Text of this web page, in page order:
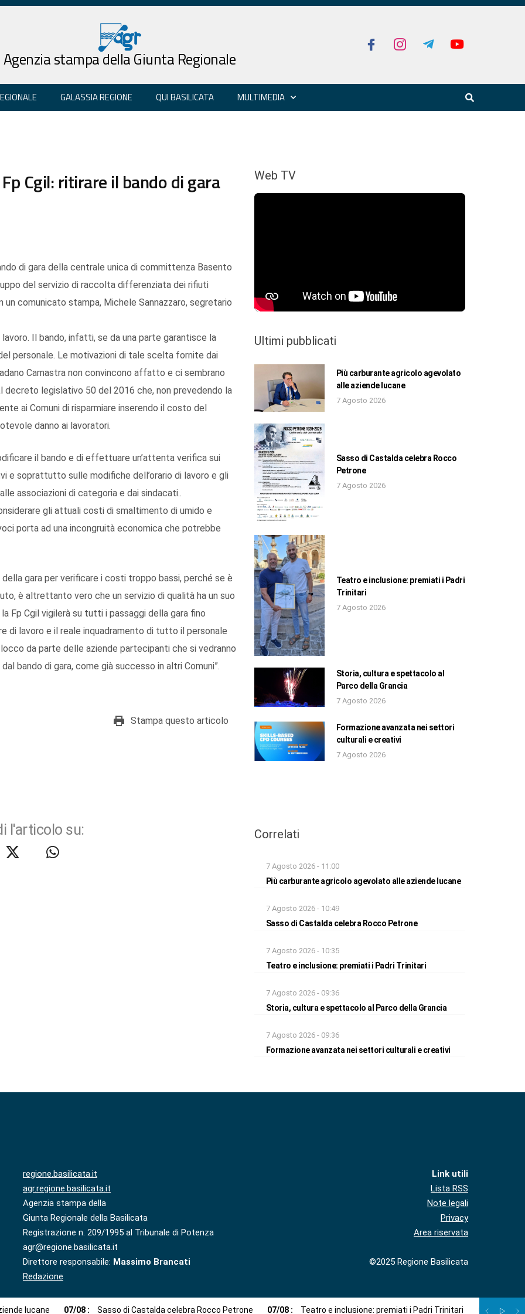
Agenzia stampa della Giunta Regionale
GALASSIA REGIONE QUI BASILICATA MULTIMEDIA
Cgil: ritirare il bando di gara
di gara della centrale unica di committenza Basento
del servizio di raccolta differenziata dei rifiuti
un comunicato stampa, Michele Sannazzaro, segretario
Il bando, infatti, se da una parte garantisce la
personale. Le motivazioni di tale scelta fornite dai
Camastra non convincono affatto e ci sembrano
legislativo 50 del 2016 che, non prevedendo la
ai Comuni di risparmiare inserendo il costo del
danno ai lavoratori.
il bando e di effettuare un’attenta verifica sui
e soprattutto sulle modifiche dell’orario di lavoro e gli
associazioni di categoria e dai sindacati..
gli attuali costi di smaltimento di umido e
porta ad una incongruità economica che potrebbe
gara per verificare i costi troppo bassi, perché se è
è altrettanto vero che un servizio di qualità ha un suo
Fp Cgil vigilerà su tutti i passaggi della gara fino
di lavoro e il reale inquadramento di tutto il personale
da parte delle aziende partecipanti che si vedranno
bando di gara, come già successo in altri Comuni”.
Stampa questo articolo
l'articolo su:
Web TV
Ultimi pubblicati
Più carburante agricolo agevolato
alle aziende lucane
7 Agosto 2026
Sasso di Castalda celebra Rocco
Petrone
7 Agosto 2026
Teatro e inclusione: premiati i Padri
Trinitari
7 Agosto 2026
Storia, cultura e spettacolo al
Parco della Grancia
7 Agosto 2026
Formazione avanzata nei settori
culturali e creativi
7 Agosto 2026
Correlati
7 Agosto 2026 - 11:00
Più carburante agricolo agevolato alle aziende lucane
7 Agosto 2026 - 10:49
Sasso di Castalda celebra Rocco Petrone
7 Agosto 2026 - 10:35
Teatro e inclusione: premiati i Padri Trinitari
7 Agosto 2026 - 09:36
Storia, cultura e spettacolo al Parco della Grancia
7 Agosto 2026 - 09:36
Formazione avanzata nei settori culturali e creativi
regione.basilicata.it
agr.regione.basilicata.it
Agenzia stampa della
Giunta Regionale della Basilicata
Registrazione n. 209/1995 al Tribunale di Potenza
agr@regione.basilicata.it
Direttore responsabile: Massimo Brancati
Redazione
Link utili
Lista RSS
Note legali
Privacy
Area riservata
©2025 Regione Basilicata
lucane 07/08 : Sasso di Castalda celebra Rocco Petrone 07/08 : Teatro e inclusione: premiati i Padri Trinitari 07/ 08: